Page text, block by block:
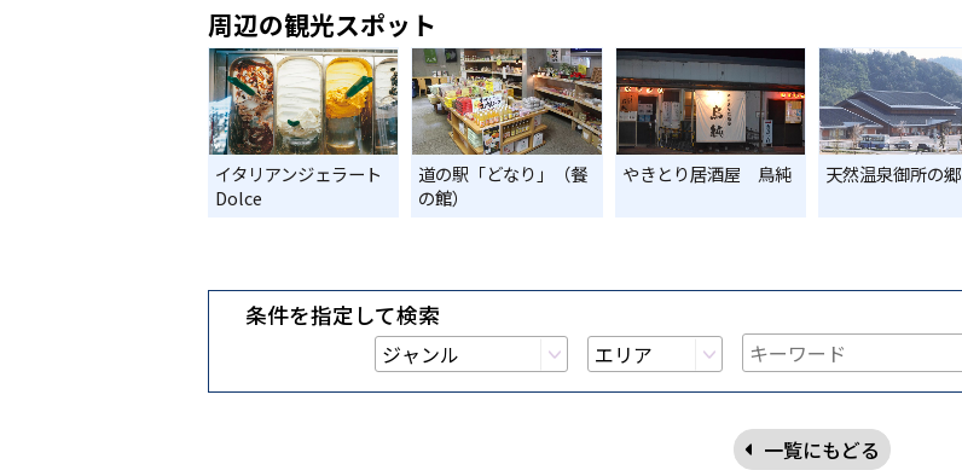
周辺の観光スポット
イタリアンジェラート
Dolce
道の駅「どなり」（餐
の館）
やきとり居酒屋 鳥純 天然温泉御所の郷
条件を指定して検索
一覧にもどる